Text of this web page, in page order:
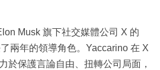
Musk 旗下社交媒體公司 X 的
兩年的領導角色。Yaccarino 在 X
於保護言論自由、扭轉公司局面，